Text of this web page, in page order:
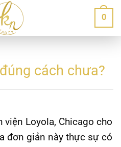
0
cách chưa?
viện Loyola, Chicago cho
đơn giản này thực sự có